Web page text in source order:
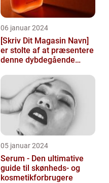
06 januar 2024
[Skriv Dit Magasin Navn]
er stolte af at præsentere
denne dybdegående
05 januar 2024
Serum - Den ultimative
guide til skønheds- og
kosmetikforbrugere